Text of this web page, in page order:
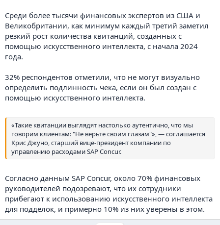
Среди более тысячи финансовых экспертов из США и
Великобритании, как минимум каждый третий заметил
резкий рост количества квитанций, созданных с
помощью искусственного интеллекта, с начала 2024
года.
32% респондентов отметили, что не могут визуально
определить подлинность чека, если он был создан с
помощью искусственного интеллекта.
«Такие квитанции выглядят настолько аутентично, что мы
говорим клиентам: "Не верьте своим глазам"», — соглашается
Крис Джуно, старший вице-президент компании по
управлению расходами SAP Concur.
Согласно данным SAP Concur, около 70% финансовых
руководителей подозревают, что их сотрудники
прибегают к использованию искусственного интеллекта
для подделок, и примерно 10% из них уверены в этом.